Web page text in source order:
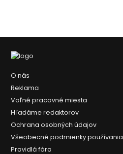
O nás
Reklama
Voľné pracovné miesta
Hľadáme redaktorov
Ochrana osobných údajov
Všeobecné podmienky používania
Pravidlá fóra